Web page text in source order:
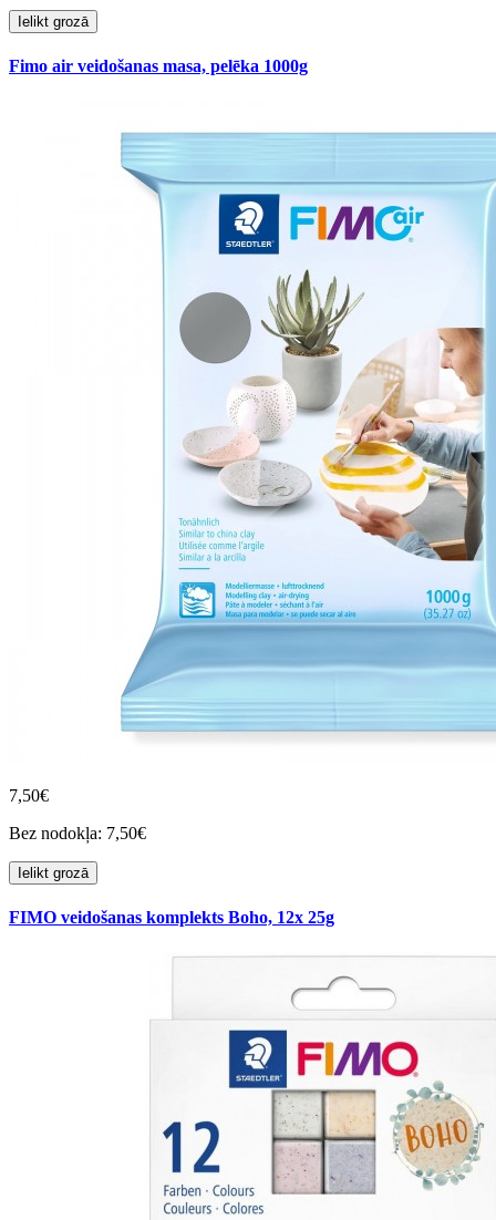
Ielikt grozā
Fimo air veidošanas masa, pelēka 1000g
7,50€
Bez nodokļa: 7,50€
Ielikt grozā
FIMO veidošanas komplekts Boho, 12x 25g